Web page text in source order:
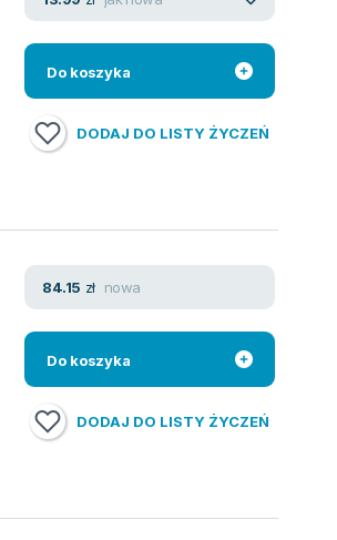
Do koszyka
DODAJ DO LISTY ŻYCZEŃ
84.15 zł nowa
Do koszyka
DODAJ DO LISTY ŻYCZEŃ